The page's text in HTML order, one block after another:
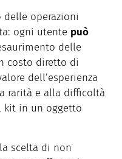
operazioni
ogni utente può
delle
costo diretto di
dell’esperienza
rarità e alla difficoltà
kit in un oggetto
scelta di non